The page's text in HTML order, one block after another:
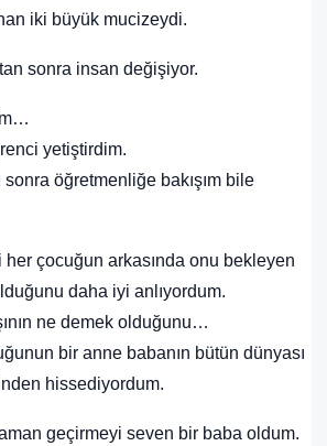
iki büyük mucizeydi.
sonra insan değişiyor.
yetiştirdim.
öğretmenliğe bakışım bile
her çocuğun arkasında onu bekleyen
daha iyi anlıyordum.
ne demek olduğunu…
bir anne babanın bütün dünyası
hissediyordum.
geçirmeyi seven bir baba oldum.